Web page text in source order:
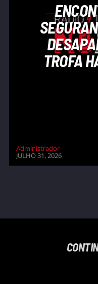
TROFA
Administrador
JULHO 31, 2026